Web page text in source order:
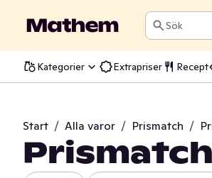
Sök
Kategorier Extrapriser Recept
Start / Alla varor / Prismatch /